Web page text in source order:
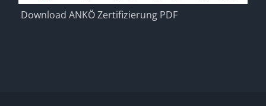
Download ANKÖ Zertifizierung PDF